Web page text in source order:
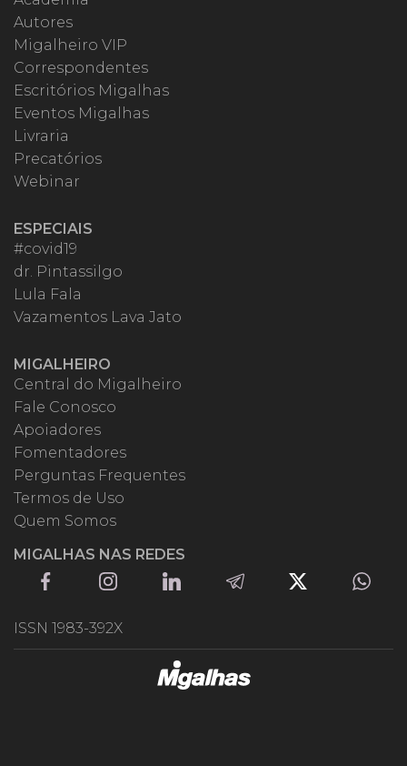
Autores
Migalheiro VIP
Correspondentes
Escritórios Migalhas
Eventos Migalhas
Livraria
Precatórios
Webinar
ESPECIAIS
#covid19
dr. Pintassilgo
Lula Fala
Vazamentos Lava Jato
MIGALHEIRO
Central do Migalheiro
Fale Conosco
Apoiadores
Fomentadores
Perguntas Frequentes
Termos de Uso
Quem Somos
MIGALHAS NAS REDES
ISSN 1983-392X